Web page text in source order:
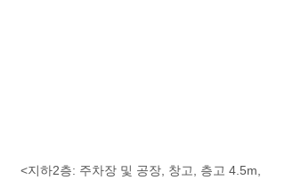
<지하2층: 주차장 및 공장, 창고, 층고 4.5m,